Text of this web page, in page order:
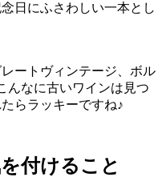
日にふさわしい一本とし
ートヴィンテージ、ボル
んなに古いワインは見つ
らラッキーですね♪
付けること